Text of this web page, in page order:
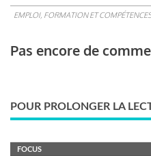
EMPLOI, FORMATION ET
Pas encore de
POUR PROLONGER LA
FOCUS